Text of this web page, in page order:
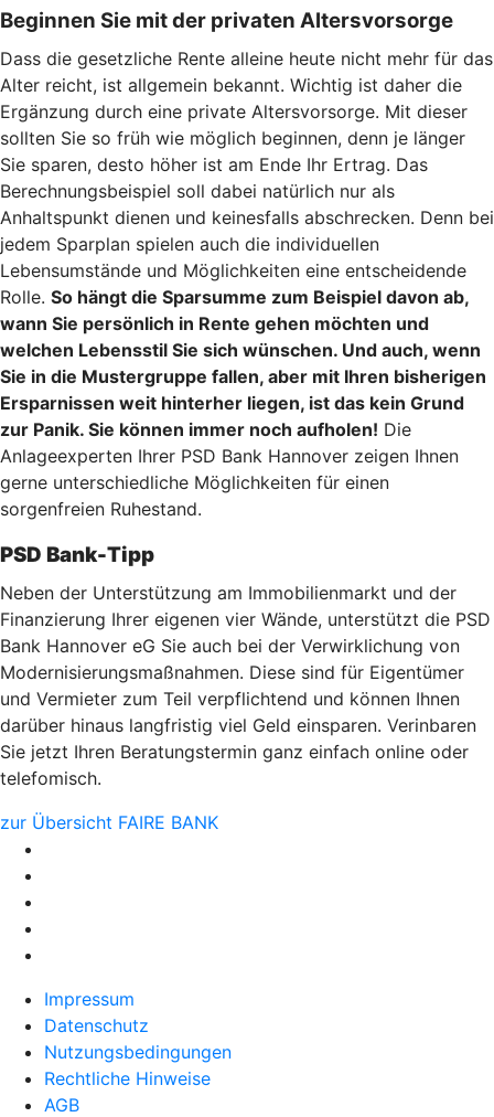
Beginnen Sie mit der privaten Altersvorsorge
Dass die gesetzliche Rente alleine heute nicht mehr für das
Alter reicht, ist allgemein bekannt. Wichtig ist daher die
Ergänzung durch eine private Altersvorsorge. Mit dieser
sollten Sie so früh wie möglich beginnen, denn je länger
Sie sparen, desto höher ist am Ende Ihr Ertrag. Das
Berechnungsbeispiel soll dabei natürlich nur als
Anhaltspunkt dienen und keinesfalls abschrecken. Denn bei
jedem Sparplan spielen auch die individuellen
Lebensumstände und Möglichkeiten eine entscheidende
Rolle. So hängt die Sparsumme zum Beispiel davon ab,
wann Sie persönlich in Rente gehen möchten und
welchen Lebensstil Sie sich wünschen. Und auch, wenn
Sie in die Mustergruppe fallen, aber mit Ihren bisherigen
Ersparnissen weit hinterher liegen, ist das kein Grund
zur Panik. Sie können immer noch aufholen! Die
Anlageexperten Ihrer PSD Bank Hannover zeigen Ihnen
gerne unterschiedliche Möglichkeiten für einen
sorgenfreien Ruhestand.
PSD Bank-Tipp
Neben der Unterstützung am Immobilienmarkt und der
Finanzierung Ihrer eigenen vier Wände, unterstützt die PSD
Bank Hannover eG Sie auch bei der Verwirklichung von
Modernisierungsmaßnahmen. Diese sind für Eigentümer
und Vermieter zum Teil verpflichtend und können Ihnen
darüber hinaus langfristig viel Geld einsparen. Verinbaren
Sie jetzt Ihren Beratungstermin ganz einfach online oder
telefomisch.
zur Übersicht FAIRE BANK
Impressum
Datenschutz
Nutzungsbedingungen
Rechtliche Hinweise
AGB